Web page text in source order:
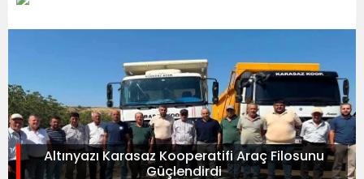
Altınyazı Karasaz Kooperatifi Araç Filosunu
Güçlendirdi